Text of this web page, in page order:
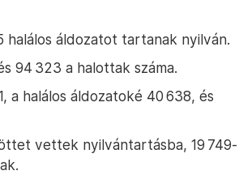
halálos áldozatot tartanak nyilván.
94 323 a halottak száma.
a halálos áldozatoké 40 638, és
vettek nyilvántartásba, 19 749-